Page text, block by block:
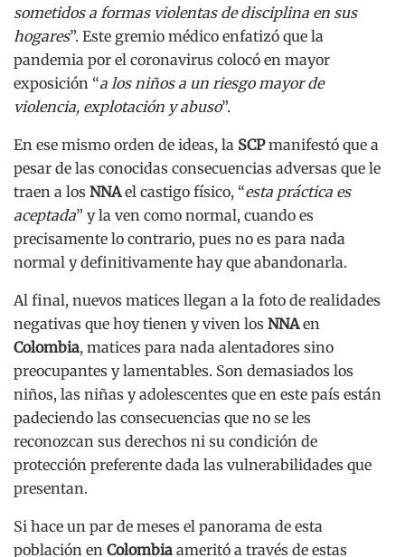
sometidos a formas violentas de disciplina en sus
hogares”. Este gremio médico enfatizó que la
pandemia por el coronavirus colocó en mayor
exposición “a los niños a un riesgo mayor de
violencia, explotación y abuso”.
En ese mismo orden de ideas, la SCPmanifestó que a
pesar de las conocidas consecuencias adversas que le
traen a los NNAel castigo físico, “esta práctica es
aceptada” y la ven como normal, cuando es
precisamente lo contrario, pues no es para nada
normal y definitivamente hay que abandonarla.
Al final, nuevos matices llegan a la foto de realidades
negativas que hoy tienen y viven los NNAen
Colombia, matices para nada alentadores sino
preocupantes y lamentables. Son demasiados los
niños, las niñas y adolescentes que en este país están
padeciendo las consecuencias que no se les
reconozcan sus derechos ni su condición de
protección preferente dada las vulnerabilidades que
presentan.
Si hace un par de meses el panorama de esta
población en Colombia ameritó a través de estas